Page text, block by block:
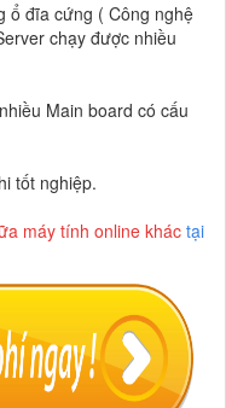
ổ đĩa cứng ( Công nghệ
chạy được nhiều
Main board có cấu
tốt nghiệp.
máy tính online khác tại